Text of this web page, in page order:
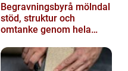
Begravningsbyrå mölndal
stöd, struktur och
omtanke genom hela